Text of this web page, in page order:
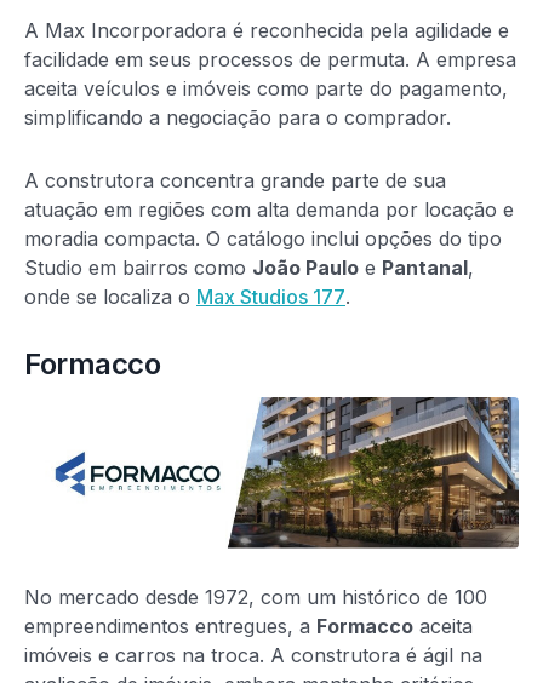
A Max Incorporadora é reconhecida pela agilidade e
facilidade em seus processos de permuta. A empresa
aceita veículos e imóveis como parte do pagamento,
simplificando a negociação para o comprador.
A construtora concentra grande parte de sua
atuação em regiões com alta demanda por locação e
moradia compacta. O catálogo inclui opções do tipo
Studio em bairros como João Paulo e Pantanal,
onde se localiza o Max Studios 177.
Formacco
No mercado desde 1972, com um histórico de 100
empreendimentos entregues, a Formacco aceita
imóveis e carros na troca. A construtora é ágil na